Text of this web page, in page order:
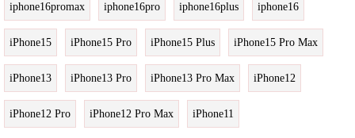
iphone16promax iphone16pro iphone16plus iphone16
iPhone15 iPhone15 Pro iPhone15 Plus iPhone15 Pro Max
iPhone13 iPhone13 Pro iPhone13 Pro Max iPhone12
iPhone12 Pro iPhone12 Pro Max iPhone11